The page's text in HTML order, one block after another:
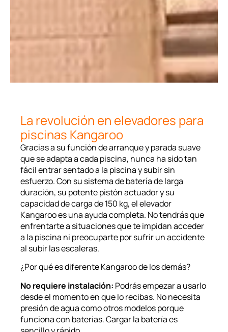
La revolución en elevadores para
piscinas Kangaroo
Gracias a su función de arranque y parada suave
que se adapta a cada piscina, nunca ha sido tan
fácil entrar sentado a la piscina y subir sin
esfuerzo. Con su sistema de batería de larga
duración, su potente pistón actuador y su
capacidad de carga de 150 kg, el elevador
Kangaroo es una ayuda completa. No tendrás que
enfrentarte a situaciones que te impidan acceder
a la piscina ni preocuparte por sufrir un accidente
al subir las escaleras.
¿Por qué es diferente Kangaroo de los demás?
No requiere instalación: Podrás empezar a usarlo
desde el momento en que lo recibas. No necesita
presión de agua como otros modelos porque
funciona con baterías. Cargar la batería es